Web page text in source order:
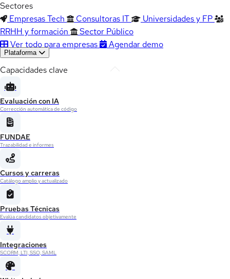
Sectores
Empresas Tech
Consultoras IT
Universidades y FP
RRHH y formación
Sector Público
Ver todo para empresas
Agendar demo
Plataforma
Capacidades clave
Evaluación con IA
Corrección automática de código
FUNDAE
Trazabilidad e informes
Cursos y carreras
Catálogo amplio y actualizado
Pruebas Técnicas
Evalúa candidatos objetivamente
Integraciones
SCORM, LTI, SSO, SAML